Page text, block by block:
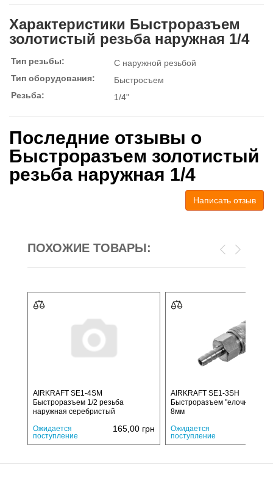
Характеристики Быстроразъем
золотистый резьба наружная 1/4
Тип резьбы:
С наружной резьбой
Тип оборудования:
Быстросъем
Резьба:
1/4"
Последние отзывы о
Быстроразъем золотистый
резьба наружная 1/4
Написать отзыв
ПОХОЖИЕ ТОВАРЫ:
AIRKRAFT SE1-4SM
Быстроразъем 1/2 резьба
наружная серебристый
Ожидается
поступление
165,00 грн
AIRKRAFT SE1-3SH
Быстроразъем "елочка" под
8мм
Ожидается
поступление